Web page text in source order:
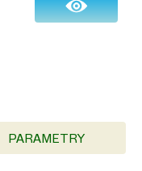
PARAMETRY